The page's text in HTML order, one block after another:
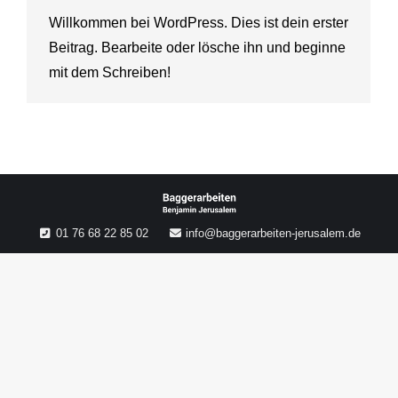
Willkommen bei WordPress. Dies ist dein erster
Beitrag. Bearbeite oder lösche ihn und beginne
mit dem Schreiben!
01 76 68 22 85 02 info@baggerarbeiten-jerusalem.de